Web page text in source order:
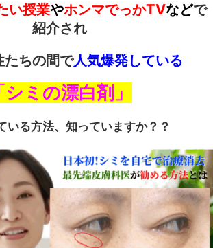
い授業やホンマでっかTVなどで
紹介され
たちの間で人気爆発している
シミの漂白剤」
いる方法、知っていますか？？